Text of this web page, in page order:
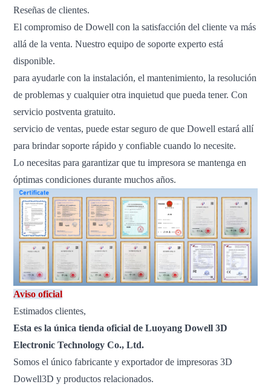
Reseñas de clientes.
El compromiso de Dowell con la satisfacción del cliente va más
allá de la venta. Nuestro equipo de soporte experto está
disponible.
para ayudarle con la instalación, el mantenimiento, la resolución
de problemas y cualquier otra inquietud que pueda tener. Con
servicio postventa gratuito.
servicio de ventas, puede estar seguro de que Dowell estará allí
para brindar soporte rápido y confiable cuando lo necesite.
Lo necesitas para garantizar que tu impresora se mantenga en
óptimas condiciones durante muchos años.
Aviso oficial
Estimados clientes,
Esta es la única tienda oficial de Luoyang Dowell 3D
Electronic Technology Co., Ltd.
Somos el único fabricante y exportador de impresoras 3D
Dowell3D y productos relacionados.